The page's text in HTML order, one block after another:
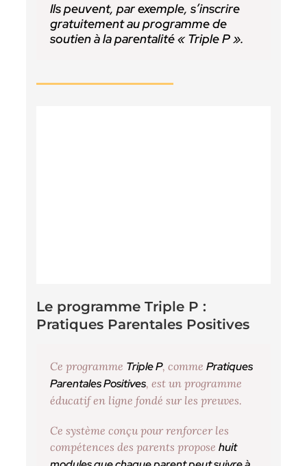
Ils peuvent, par exemple, s’inscrire
gratuitement au programme de
soutien à la parentalité « Triple P ».
Le programme Triple P :
Pratiques Parentales Positives
Ce programme Triple P, comme Pratiques
Parentales Positives, est un programme
éducatif en ligne fondé sur les preuves.
Ce système conçu pour renforcer les
compétences des parents propose huit